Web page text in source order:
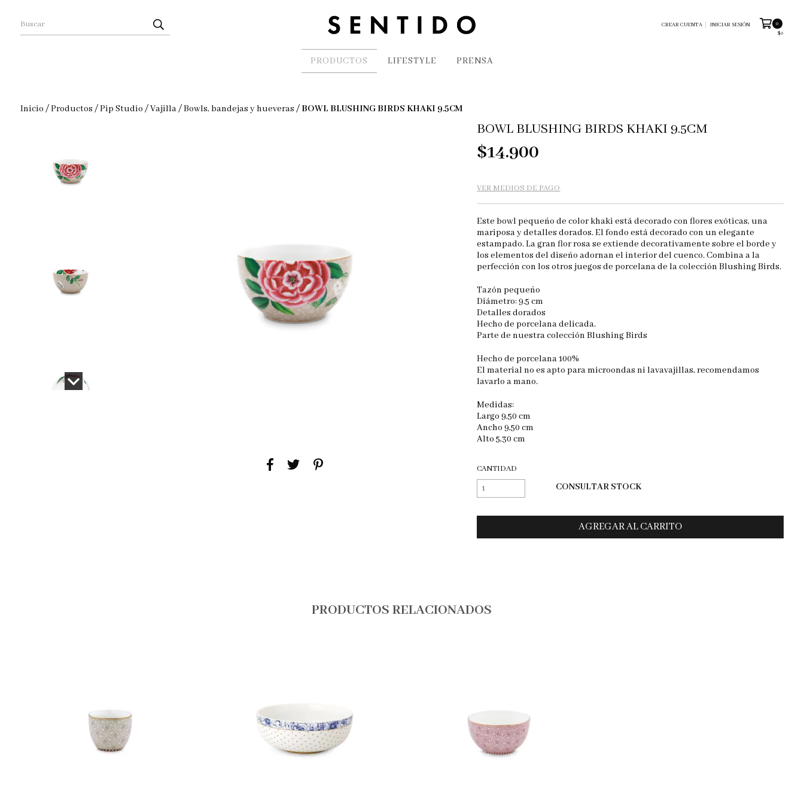
CREAR CUENTA INICIAR SESIÓN
0
$0
PRODUCTOS LIFESTYLE PRENSA
Inicio /Productos /Pip Studio /Vajilla/Bowls, bandejas y hueveras /BOWL BLUSHING BIRDS KHAKI 9.5CM
BOWL BLUSHING BIRDS KHAKI 9.5CM
$14.900
VER MEDIOS DE PAGO
Este bowl pequeño de color khaki está decorado con flores exóticas, una
mariposa y detalles dorados. El fondo está decorado con un elegante
estampado. La gran flor rosa se extiende decorativamente sobre el borde y
los elementos del diseño adornan el interior del cuenco. Combina a la
perfección con los otros juegos de porcelana de la colección Blushing Birds.
Tazón pequeño
Diámetro: 9.5 cm
Detalles dorados
Hecho de porcelana delicada.
Parte de nuestra colección Blushing Birds
Hecho de porcelana 100%
El material no es apto para microondas ni lavavajillas, recomendamos
lavarlo a mano.
Medidas:
Largo 9,50 cm
Ancho 9,50 cm
Alto 5,30 cm
CANTIDAD
CONSULTAR STOCK
PRODUCTOS RELACIONADOS